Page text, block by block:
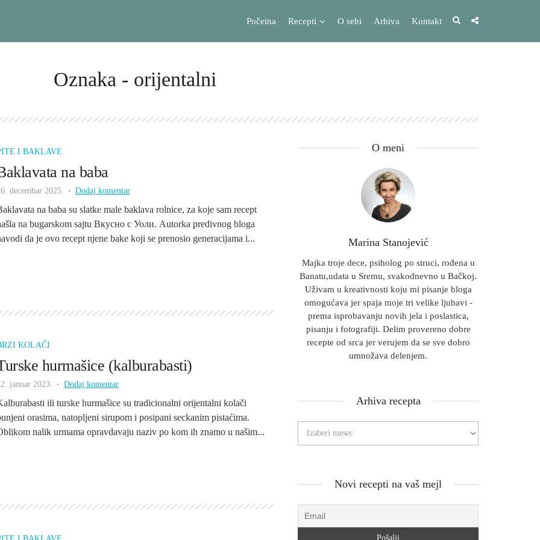
Početna Recepti O sebi Arhiva Kontakt
Oznaka - orijentalni
I BAKLAVE
na baba
decembar 2025. Dodaj komentar
na baba su slatke male baklava rolnice, za koje sam recept
na bugarskom sajtu Вкусно с Уоли. Autorka predivnog bloga
da je ovo recept njene bake koji se prenosio generacijama i...
KOLAČI
hurmašice (kalburabasti)
januar 2023. Dodaj komentar
ili turske hurmašice su tradicionalni orijentalni kolači
orasima, natopljeni sirupom i posipani seckanim pistaćima.
nalik urmama opravdavaju naziv po kom ih znamo u našim...
O meni
Marina Stanojević
Majka troje dece, psiholog po struci, rođena u
Banatu,udata u Sremu, svakodnevno u Bačkoj.
Uživam u kreativnosti koju mi pisanje bloga
omogućava jer spaja moje tri velike ljubavi -
prema isprobavanju novih jela i poslastica,
pisanju i fotografiji. Delim provereno dobre
recepte od srca jer verujem da se sve dobro
umnožava delenjem.
Arhiva recepta
Novi recepti na vaš mejl